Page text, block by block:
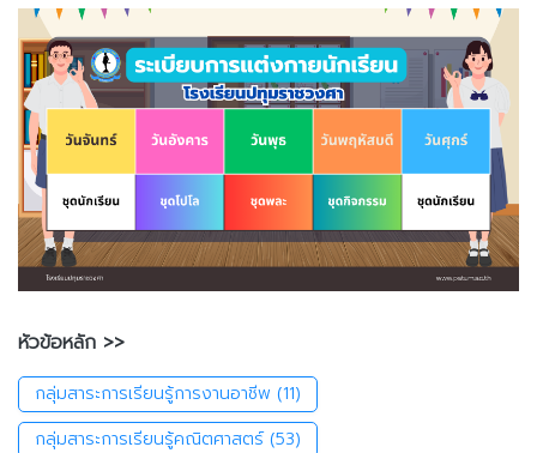
หัวข้อหลัก >>
กลุ่มสาระการเรียนรู้การงานอาชีพ (11)
กลุ่มสาระการเรียนรู้คณิตศาสตร์ (53)